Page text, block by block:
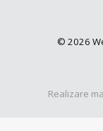
© 2026
Realizare